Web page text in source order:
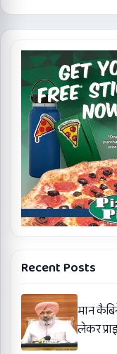
Recent Posts
मान
लेकर